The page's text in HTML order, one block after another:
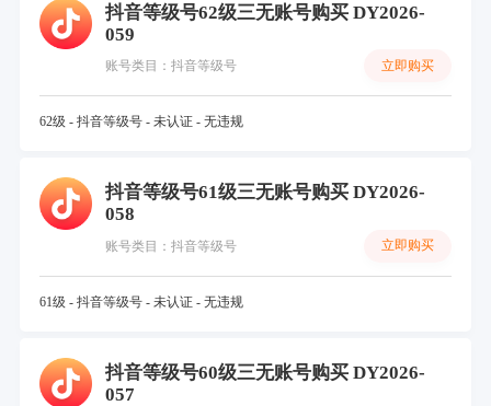
抖音等级号62级三无账号购买 DY2026-
059
账号类目：抖音等级号 立即购买
62级 - 抖音等级号 - 未认证 - 无违规
抖音等级号61级三无账号购买 DY2026-
058
账号类目：抖音等级号 立即购买
61级 - 抖音等级号 - 未认证 - 无违规
抖音等级号60级三无账号购买 DY2026-
057